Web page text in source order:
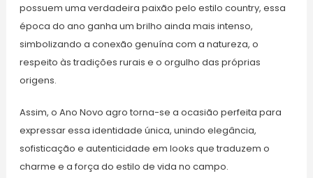
possuem uma verdadeira paixão pelo estilo country, essa
época do ano ganha um brilho ainda mais intenso,
simbolizando a conexão genuína com a natureza, o
respeito às tradições rurais e o orgulho das próprias
origens.
Assim, o Ano Novo agro torna-se a ocasião perfeita para
expressar essa identidade única, unindo elegância,
sofisticação e autenticidade em looks que traduzem o
charme e a força do estilo de vida no campo.